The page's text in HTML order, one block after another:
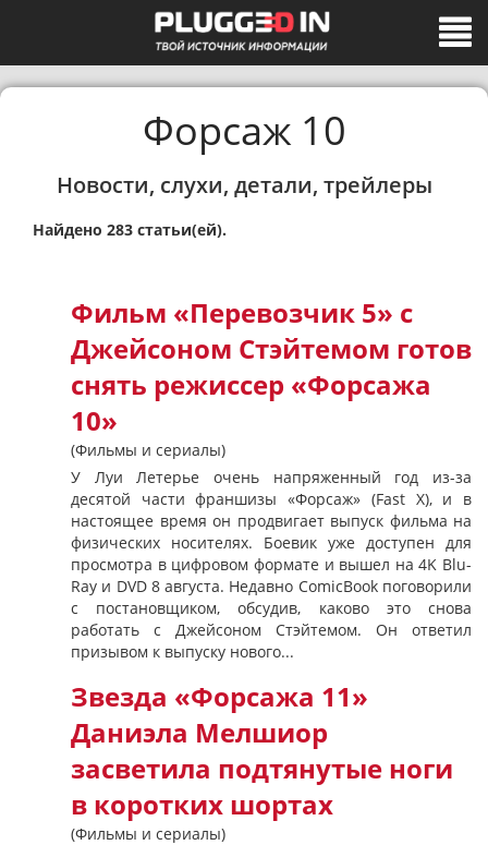
Форсаж 10
Новости, слухи, детали, трейлеры
Найдено 283 статьи(ей).
Фильм «Перевозчик 5» с
Джейсоном Стэйтемом готов
снять режиссер «Форсажа
10»
(Фильмы и сериалы)
У Луи Летерье очень напряженный год из-за
десятой части франшизы «Форсаж» (Fast X), и в
настоящее время он продвигает выпуск фильма на
физических носителях. Боевик уже доступен для
просмотра в цифровом формате и вышел на 4K Blu-
Ray и DVD 8 августа. Недавно ComicBook поговорили
с постановщиком, обсудив, каково это снова
работать с Джейсоном Стэйтемом. Он ответил
призывом к выпуску нового...
Звезда «Форсажа 11»
Даниэла Мелшиор
засветила подтянутые ноги
в коротких шортах
(Фильмы и сериалы)